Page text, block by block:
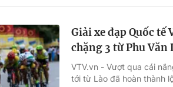
Giải xe đạp Quốc tế
chặng 3 từ Phu Văn
VTV.vn - Vượt qua cái
tới từ Lào đã hoàn thành